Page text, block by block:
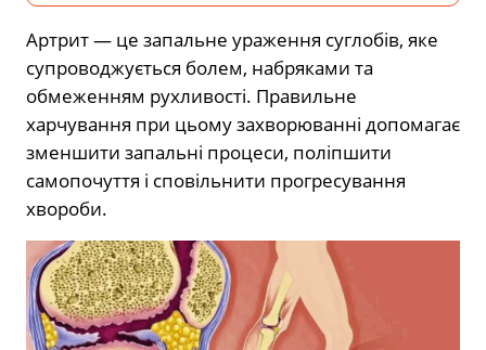
Артрит — це запальне ураження суглобів, яке
супроводжується болем, набряками та
обмеженням рухливості. Правильне
харчування при цьому захворюванні допомагає
зменшити запальні процеси, поліпшити
самопочуття і сповільнити прогресування
хвороби.